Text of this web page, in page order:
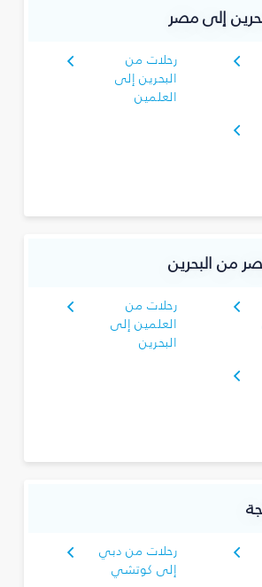
إلى مصر
رحلات من
البحرين إلى
العلمين
من البحرين
رحلات من
العلمين إلى
البحرين
رحلات من دبي
إلى كوتشي